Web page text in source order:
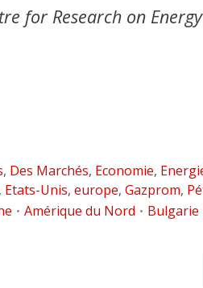
for Research on
, Des Marchés, Economie,
, Etats-Unis, europe, Gazprom,
• Amérique du Nord • Bulgarie